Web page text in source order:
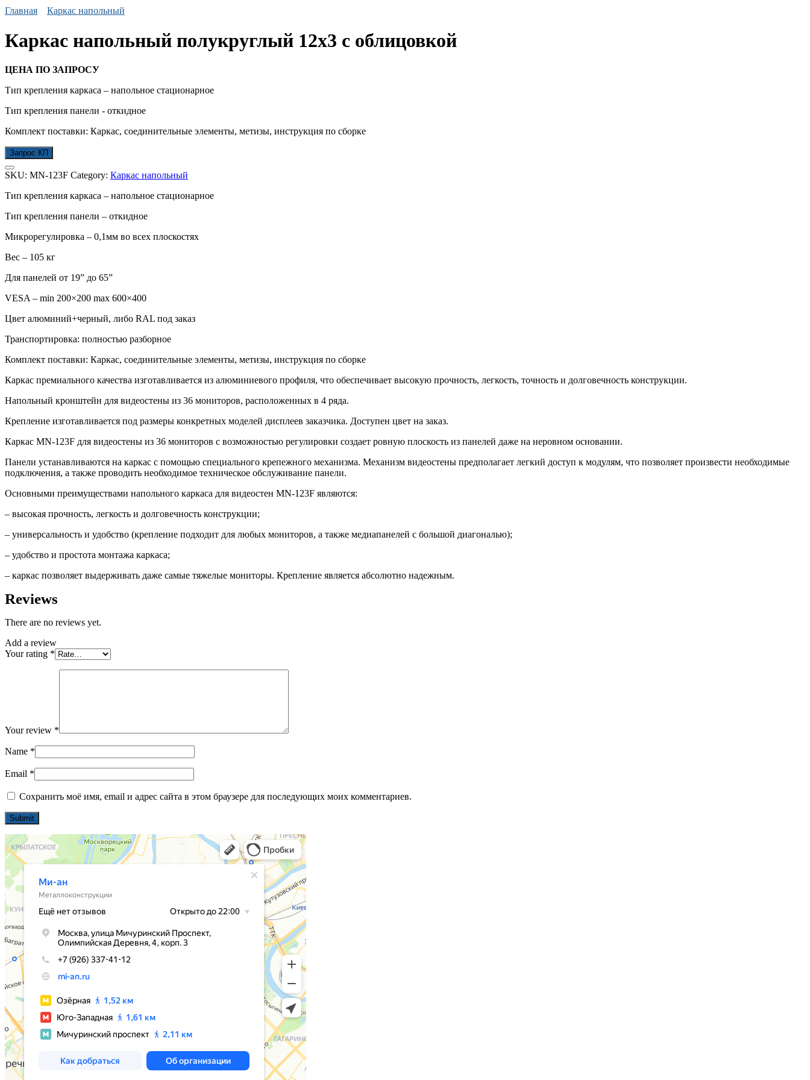
Главная Каркас напольный
Каркас напольный полукруглый 12х3 с облицовкой
ЦЕНА ПО ЗАПРОСУ
Тип крепления каркаса – напольное стационарное
Тип крепления панели - откидное
Комплект поставки: Каркас, соединительные элементы, метизы, инструкция по сборке
Запрос КП
SKU: MN-123F Category: Каркас напольный
Тип крепления каркаса – напольное стационарное
Тип крепления панели – откидное
Микрорегулировка – 0,1мм во всех плоскостях
Вес – 105 кг
Для панелей от 19” до 65”
VESA – min 200×200 max 600×400
Цвет алюминий+черный, либо RAL под заказ
Транспортировка: полностью разборное
Комплект поставки: Каркас, соединительные элементы, метизы, инструкция по сборке
Каркас премиального качества изготавливается из алюминиевого профиля, что обеспечивает высокую прочность, легкость, точность и долговечность конструкции.
Напольный кронштейн для видеостены из 36 мониторов, расположенных в 4 ряда.
Крепление изготавливается под размеры конкретных моделей дисплеев заказчика. Доступен цвет на заказ.
Каркас MN-123F для видеостены из 36 мониторов с возможностью регулировки создает ровную плоскость из панелей даже на неровном основании.
Панели устанавливаются на каркас с помощью специального крепежного механизма. Механизм видеостены предполагает легкий доступ к модулям, что позволяет произвести необходимые
подключения, а также проводить необходимое техническое обслуживание панели.
Основными преимуществами напольного каркаса для видеостен MN-123F являются:
– высокая прочность, легкость и долговечность конструкции;
– универсальность и удобство (крепление подходит для любых мониторов, а также медиапанелей с большой диагональю);
– удобство и простота монтажа каркаса;
– каркас позволяет выдерживать даже самые тяжелые мониторы. Крепление является абсолютно надежным.
Reviews
There are no reviews yet.
Add a review
Your rating *
Your review *
Name *
Email *
Сохранить моё имя, email и адрес сайта в этом браузере для последующих моих комментариев.